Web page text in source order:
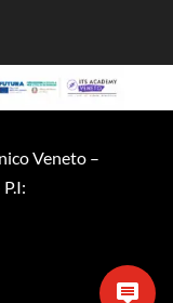
Veneto –